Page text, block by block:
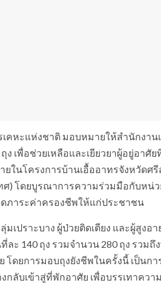
คหะแห่งชาติ มอบหมายให้สำนักงาน
ง เพื่อช่วยเหลือและเยียวยาผู้อยู่อา
ในโครงการบ้านเอื้ออาทรจังหวัดศ
ศ) โดยบูรณาการความร่วมมือกับห
ภาระค่าครองชีพให้แก่ประชาชน
เปราะบาง ผู้ป่วยติดเตียง และผู้สูง
ะ 140 ถุง รวมจำนวน 280 ถุง รวม
โดยการมอบถุงยังชีพในครั้งนี้ เป็นก
ลับเข้าสู่ที่พักอาศัย เพื่อบรรเทาคว